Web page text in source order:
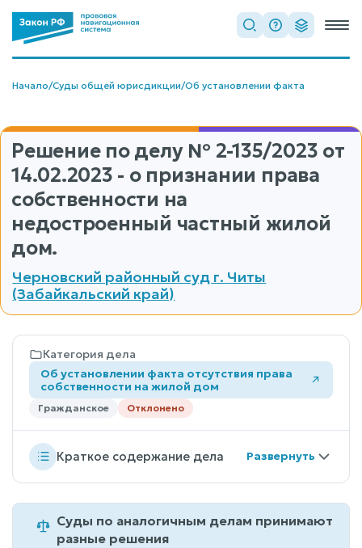
Начало/Суды общей юрисдикции/Об установлении факта
Решение по делу № 2-135/2023 от
14.02.2023 - о признании права
собственности на
недостроенный частный жилой
дом.
Черновский районный суд г. Читы
(Забайкальский край)
Категория дела
Об установлении факта отсутствия права
собственности на жилой дом
Гражданское Отклонено
Краткое содержание дела
Суды по аналогичным делам принимают
разные решения